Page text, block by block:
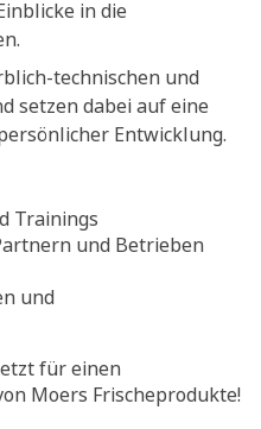
in die
technischen und
setzen dabei auf eine
Entwicklung.
Trainings
und Betrieben
und
für einen
Moers Frischeprodukte!